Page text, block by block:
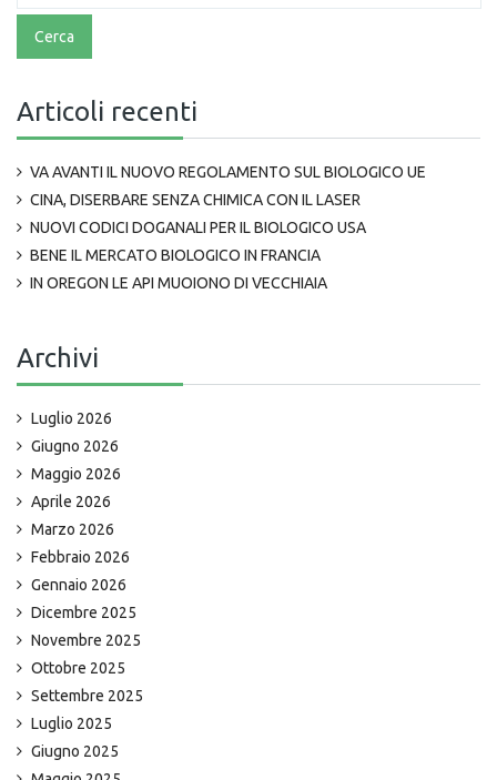
Articoli recenti
VA AVANTI IL NUOVO REGOLAMENTO SUL BIOLOGICO UE
CINA, DISERBARE SENZA CHIMICA CON IL LASER
NUOVI CODICI DOGANALI PER IL BIOLOGICO USA
BENE IL MERCATO BIOLOGICO IN FRANCIA
IN OREGON LE API MUOIONO DI VECCHIAIA
Archivi
Luglio 2026
Giugno 2026
Maggio 2026
Aprile 2026
Marzo 2026
Febbraio 2026
Gennaio 2026
Dicembre 2025
Novembre 2025
Ottobre 2025
Settembre 2025
Luglio 2025
Giugno 2025